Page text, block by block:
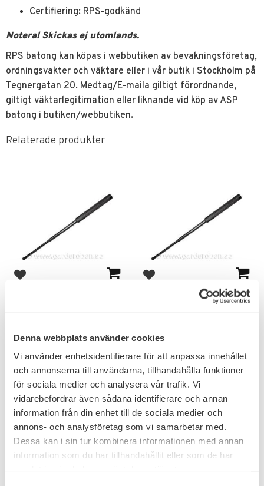
Denna webbplats använder cookies
Vi använder enhetsidentifierare för att anpassa innehållet
och annonserna till användarna, tillhandahålla funktioner
för sociala medier och analysera vår trafik. Vi
vidarebefordrar även sådana identifierare och annan
information från din enhet till de sociala medier och
annons- och analysföretag som vi samarbetar med.
Dessa kan i sin tur kombinera informationen med annan
information som du har tillhandahållit eller som de har
Certifiering: RPS-godkänd
Notera! Skickas ej utomlands.
RPS batong kan köpas i webbutiken av bevakningsföretag,
ordningsvakter och väktare eller i vår butik i Stockholm på
Tegnergatan 20. Medtag/E-maila giltigt förordnande,
giltigt väktarlegitimation eller liknande vid köp av ASP
batong i butiken/webbutiken.
Relaterade produkter
Lägg till i favoriter Lägg till i favoriter
ASP Sentry Batong 21"